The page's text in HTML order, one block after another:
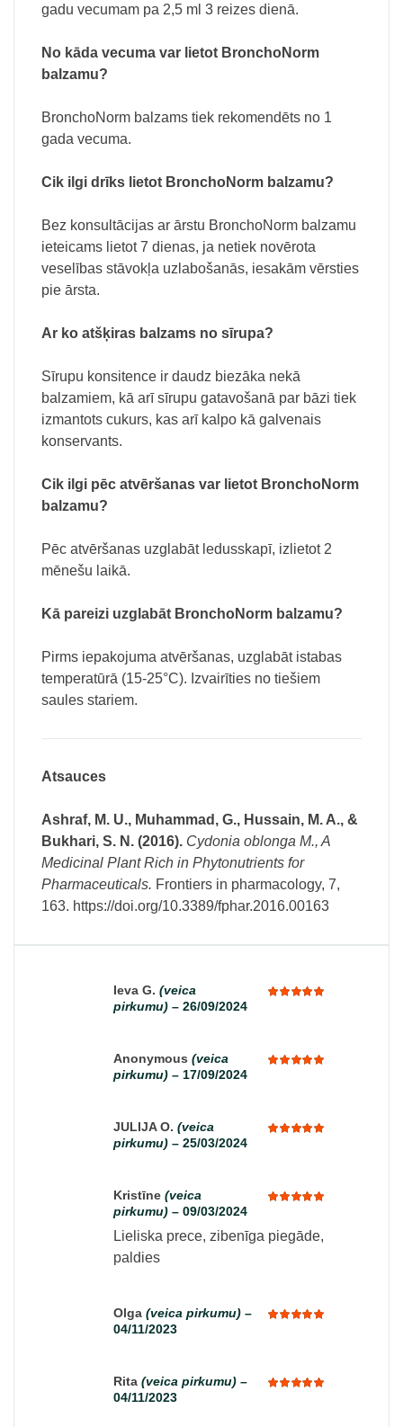
gadu vecumam pa 2,5 ml 3 reizes dienā.
No kāda vecuma var lietot BronchoNorm
balzamu?
BronchoNorm balzams tiek rekomendēts no 1
gada vecuma.
Cik ilgi drīks lietot BronchoNorm balzamu?
Bez konsultācijas ar ārstu BronchoNorm balzamu
ieteicams lietot 7 dienas, ja netiek novērota
veselības stāvokļa uzlabošanās, iesakām vērsties
pie ārsta.
Ar ko atšķiras balzams no sīrupa?
Sīrupu konsitence ir daudz biezāka nekā
balzamiem, kā arī sīrupu gatavošanā par bāzi tiek
izmantots cukurs, kas arī kalpo kā galvenais
konservants.
Cik ilgi pēc atvēršanas var lietot BronchoNorm
balzamu?
Pēc atvēršanas uzglabāt ledusskapī, izlietot 2
mēnešu laikā.
Kā pareizi uzglabāt BronchoNorm balzamu?
Pirms iepakojuma atvēršanas, uzglabāt istabas
temperatūrā (15-25°C). Izvairīties no tiešiem
saules stariem.
Atsauces
Ashraf, M. U., Muhammad, G., Hussain, M. A., &
Bukhari, S. N. (2016). Cydonia oblonga M., A
Medicinal Plant Rich in Phytonutrients for
Pharmaceuticals. Frontiers in pharmacology, 7,
163. https://doi.org/10.3389/fphar.2016.00163
Ieva G. (veica
pirkumu) – 26/09/2024
Anonymous (veica
pirkumu) – 17/09/2024
JULIJA O. (veica
pirkumu) – 25/03/2024
out of 5
Kristīne (veica
pirkumu) – 09/03/2024
Lieliska prece, zibenīga piegāde,
paldies
Olga (veica pirkumu) –
04/11/2023
Rita (veica pirkumu) –
04/11/2023